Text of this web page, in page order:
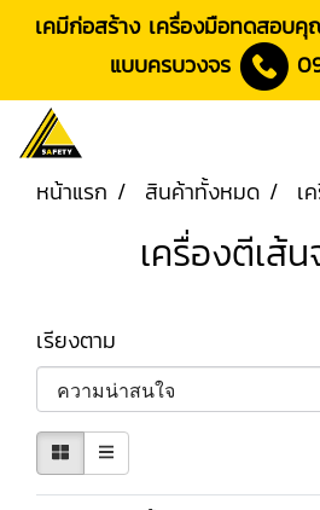
เคมีก่อสร้าง เครื่องมือทดสอบ
แบบครบวงจร
หน้าแรก สินค้าทั้งหมด เ
เครื่องตีเส้
เรียงตาม